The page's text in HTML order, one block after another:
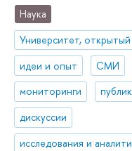
Наука
Университет,
идеи и опыт
СМИ
мониторинги
дискуссии
исследования и